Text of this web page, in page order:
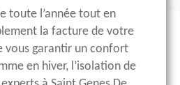
toute l’année tout en
la facture de votre
vous garantir un confort
en hiver, l’isolation de